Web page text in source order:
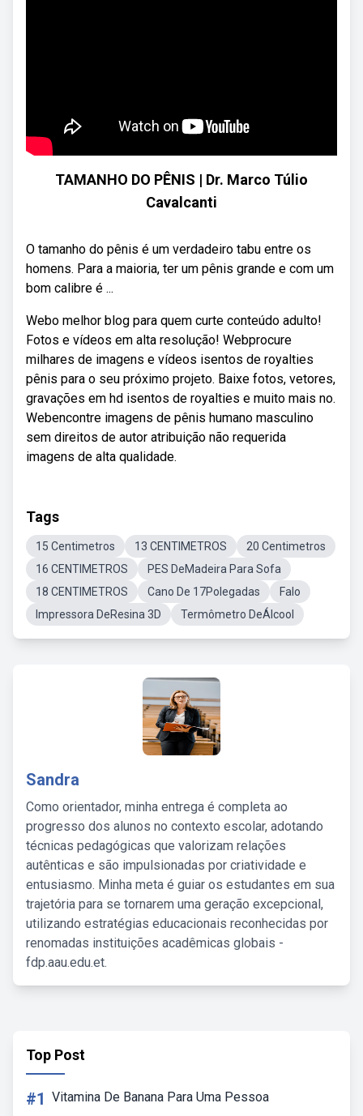
TAMANHO DO PÊNIS | Dr. Marco Túlio
Cavalcanti
O tamanho do pênis é um verdadeiro tabu entre os
homens. Para a maioria, ter um pênis grande e com um
bom calibre é ...
Webo melhor blog para quem curte conteúdo adulto!
Fotos e vídeos em alta resolução! Webprocure
milhares de imagens e vídeos isentos de royalties
pênis para o seu próximo projeto. Baixe fotos, vetores,
gravações em hd isentos de royalties e muito mais no.
Webencontre imagens de pênis humano masculino
sem direitos de autor atribuição não requerida
imagens de alta qualidade.
Tags
15 Centimetros 13 CENTIMETROS
20 Centimetros
16 CENTIMETROS
PES DeMadeira Para Sofa
18 CENTIMETROS
Cano De 17Polegadas
Falo
Impressora DeResina 3D
Termômetro DeÁlcool
Sandra
Como orientador, minha entrega é completa ao
progresso dos alunos no contexto escolar, adotando
técnicas pedagógicas que valorizam relações
autênticas e são impulsionadas por criatividade e
entusiasmo. Minha meta é guiar os estudantes em sua
trajetória para se tornarem uma geração excepcional,
utilizando estratégias educacionais reconhecidas por
renomadas instituições acadêmicas globais -
fdp.aau.edu.et.
Top Post
#1 Vitamina De Banana Para Uma Pessoa